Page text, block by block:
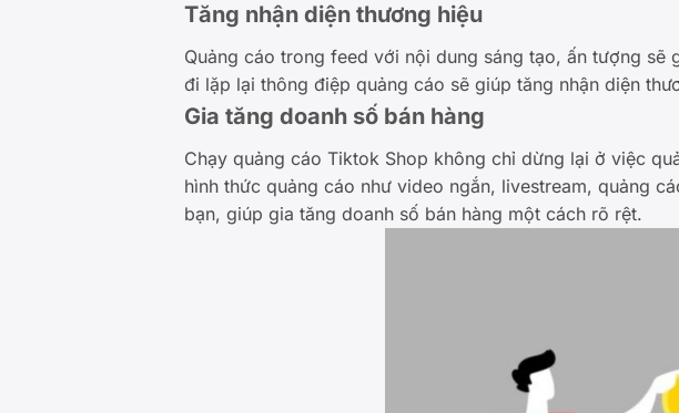
Tăng nhận diện thương hiệu
Quảng cáo trong feed với nội dung sáng tạo, ấn tượng sẽ
đi lặp lại thông điệp quảng cáo sẽ giúp tăng nhận diện
Gia tăng doanh số bán hàng
Chạy quảng cáo Tiktok Shop không chỉ dừng lại ở việc
hình thức quảng cáo như video ngắn, livestream, quảng
bạn, giúp gia tăng doanh số bán hàng một cách rõ rệt.